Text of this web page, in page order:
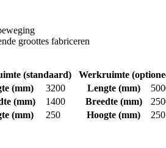
groottes fabriceren
(standaard) Werkruimte
(mm) 3200 Lengte(mm)
(mm) 1400 Breedte(mm)
(mm) 250 Hoogte (mm) 250